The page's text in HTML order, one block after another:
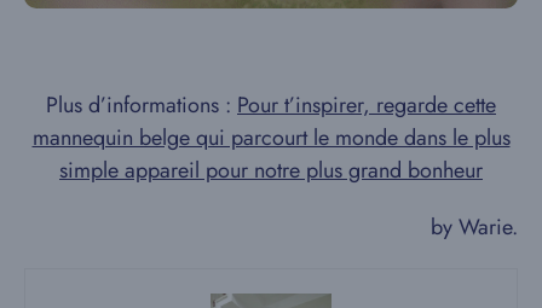
Plus d’informations : Pour t’inspirer, regarde cette
mannequin belge qui parcourt le monde dans le plus
simple appareil pour notre plus grand bonheur
by Warie.